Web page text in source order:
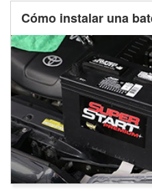
Cómo instalar una